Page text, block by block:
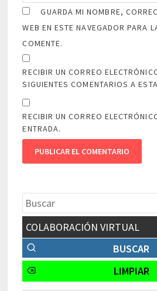
GUARDA MI NOMBRE,
WEB EN ESTE NAVEGADOR PARA
COMENTE.
RECIBIR UN CORREO
SIGUIENTES COMENTARIOS A
RECIBIR UN CORREO
ENTRADA.
COLABORACIÓN VIRTUAL